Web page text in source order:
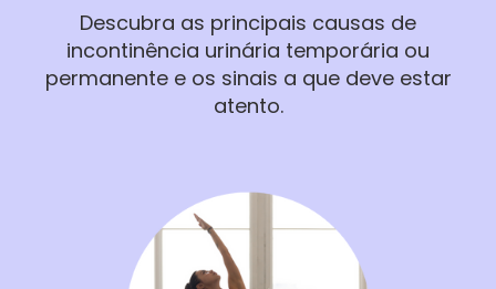
Descubra as principais causas de
incontinência urinária temporária ou
permanente e os sinais a que deve estar
atento.